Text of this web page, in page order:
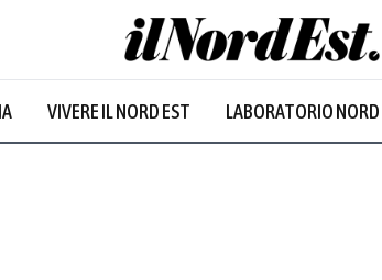
VIVERE IL NORD EST LABORATORIO NORD